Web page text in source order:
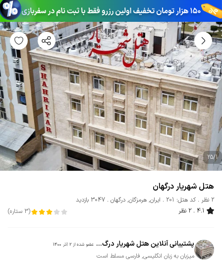
25/1
هتل شهریار درگهان
2 نظر کد هتل: 201 ایران, هرمزگان, درگهان
3047 بازدید
4.1
2 نظر (
3 ستاره)
پشتیبانی آنلاین هتل شهریار درگ... عضو شده از 2 آذر 1400
میزبان به زبان انگلیسی, فارسی مسلط است